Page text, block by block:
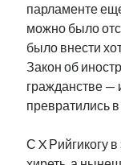
парламенте
можно было
было внести
Закон об
гражданстве —
превратились
С X Рийгикогу